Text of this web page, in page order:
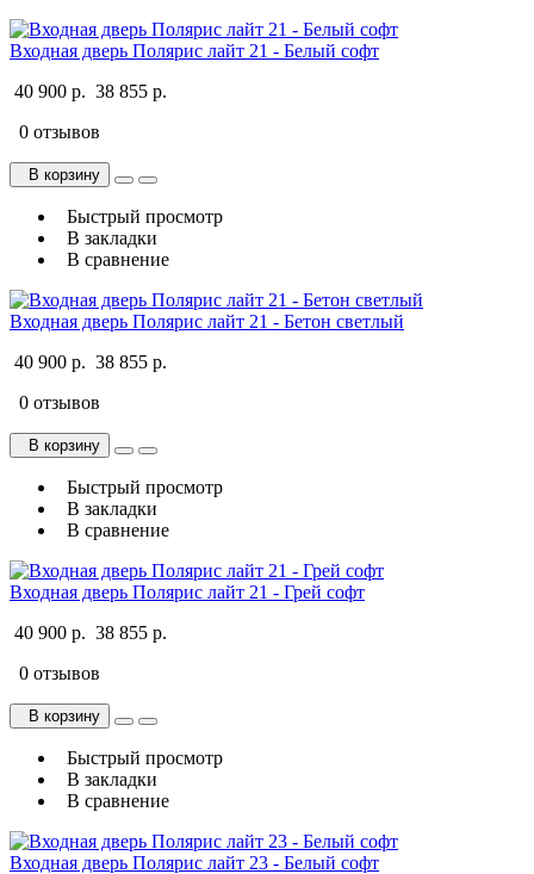
Входная дверь Полярис лайт 21 - Белый софт
40 900 р. 38 855 р.
0 отзывов
В корзину
Быстрый просмотр
В закладки
В сравнение
Входная дверь Полярис лайт 21 - Бетон светлый
40 900 р. 38 855 р.
0 отзывов
В корзину
Быстрый просмотр
В закладки
В сравнение
Входная дверь Полярис лайт 21 - Грей софт
40 900 р. 38 855 р.
0 отзывов
В корзину
Быстрый просмотр
В закладки
В сравнение
Входная дверь Полярис лайт 23 - Белый софт